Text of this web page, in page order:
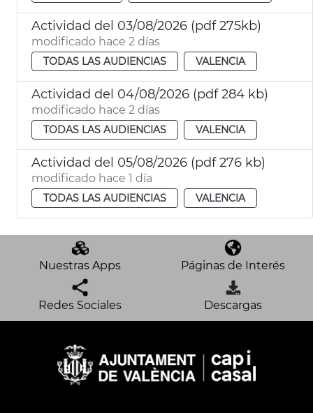
Actividad del 03/08/2026 (pdf 275kb)
modificado hace 2 días
TODAS LAS AUDIENCIAS VALENCIA
Actividad del 04/08/2026 (pdf 284 kb)
modificado hace 2 días
TODAS LAS AUDIENCIAS VALENCIA
Actividad del 05/08/2026 (pdf 276 kb)
modificado hace 1 día
TODAS LAS AUDIENCIAS VALENCIA
Nuestras Apps Páginas de Interés
Redes Sociales Descargas